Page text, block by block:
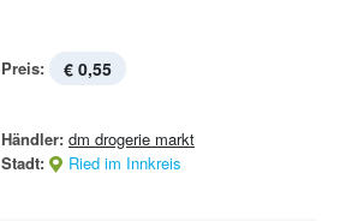
Preis: € 0,55
Händler: dm drogerie markt
Stadt:
Ried im Innkreis